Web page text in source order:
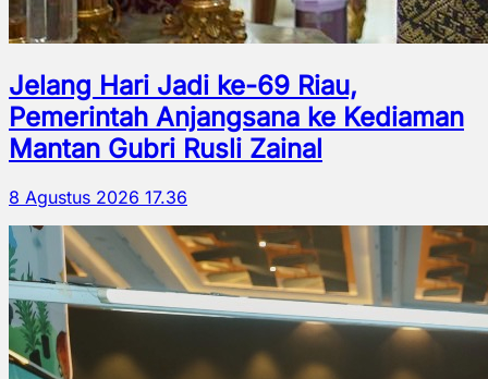
Jelang Hari Jadi ke-69 Riau,
Pemerintah Anjangsana ke Kediaman
Mantan Gubri Rusli Zainal
8 Agustus 2026 17.36